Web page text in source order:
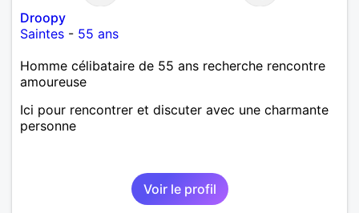
Droopy
Saintes - 55 ans
Homme célibataire de 55 ans recherche rencontre
amoureuse
Ici pour rencontrer et discuter avec une charmante
personne
Voir le profil